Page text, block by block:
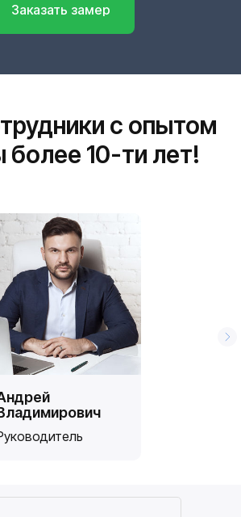
Заказать замер
с опытом
более 10-ти лет!